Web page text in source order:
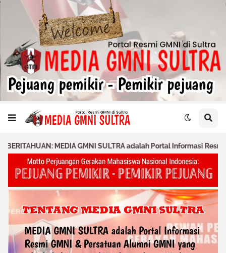
GMNI SULTRA adalah Portal Informasi Resmi GMNI & PA